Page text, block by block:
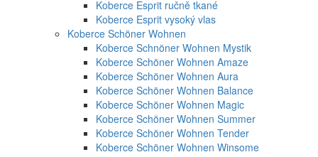
Koberce Esprit ručně tkané
Koberce Esprit vysoký vlas
Koberce Schöner Wohnen
Koberce Schnöner Wohnen Mystik
Koberce Schöner Wohnen Amaze
Koberce Schöner Wohnen Aura
Koberce Schöner Wohnen Balance
Koberce Schöner Wohnen Magic
Koberce Schöner Wohnen Summer
Koberce Schöner Wohnen Tender
Koberce Schöner Wohnen Winsome